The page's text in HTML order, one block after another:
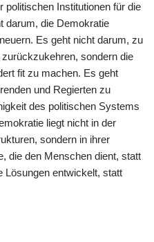
politischen Institutionen für die
darum, die Demokratie
Es geht nicht darum, zu
sondern die
fit zu machen. Es geht
und Regierten zu
des politischen Systems
liegt nicht in der
sondern in ihrer
die den Menschen dient, statt
Lösungen entwickelt, statt